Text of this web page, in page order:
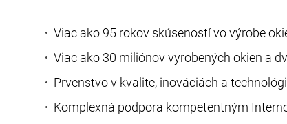
Viac ako 95 rokov skúseností vo výrobe
Viac ako 30 miliónov vyrobených okien a
Prvenstvo v kvalite, inováciách a
Komplexná podpora kompetentným